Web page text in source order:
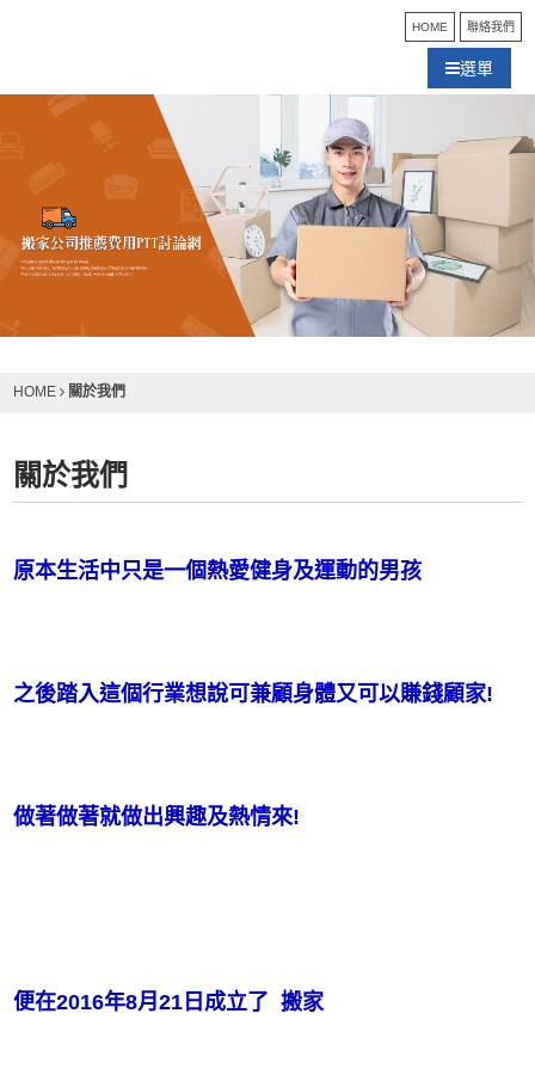
HOME 聯絡我們
選單
HOME 關於我們
關於我們
原本生活中只是一個熱愛健身及運動的男孩
之後踏入這個行業想說可兼顧身體又可以賺錢顧家!
做著做著就做出興趣及熱情來!
便在2016年8月21日成立了  搬家